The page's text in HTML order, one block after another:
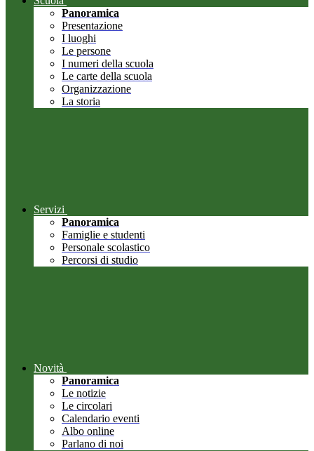
Panoramica
Presentazione
I luoghi
Le persone
I numeri della scuola
Le carte della scuola
Organizzazione
La storia
Servizi
Panoramica
Famiglie e studenti
Personale scolastico
Percorsi di studio
Novità
Panoramica
Le notizie
Le circolari
Calendario eventi
Albo online
Parlano di noi